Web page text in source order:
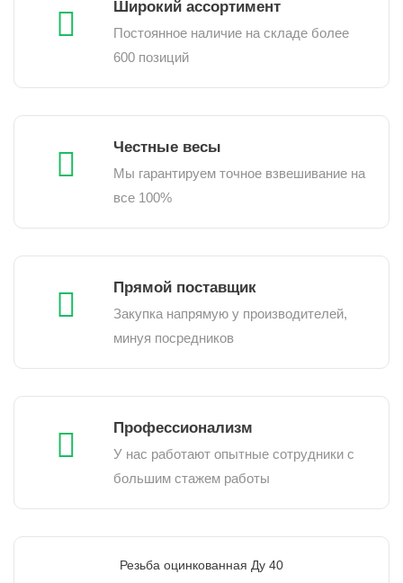
Широкий ассортимент
Постоянное наличие на складе более
600 позиций
Честные весы
Мы гарантируем точное взвешивание на
все 100%
Прямой поставщик
Закупка напрямую у производителей,
минуя посредников
Профессионализм
У нас работают опытные сотрудники с
большим стажем работы
Резьба оцинкованная Ду 40